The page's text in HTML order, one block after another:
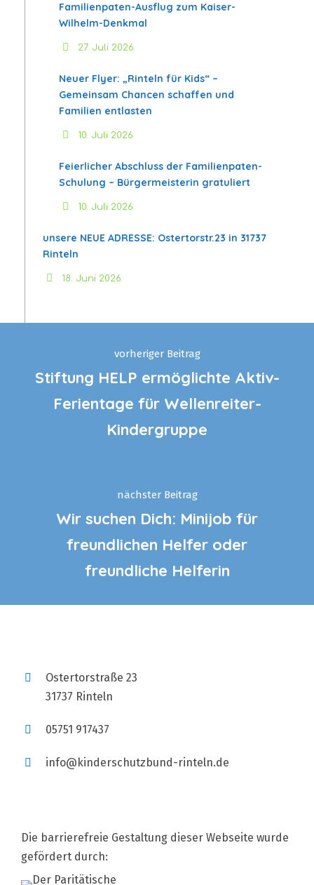
Familienpaten-Ausflug zum Kaiser-
Wilhelm-Denkmal
27. Juli 2026
Neuer Flyer: „Rinteln für Kids“ –
Gemeinsam Chancen schaffen und
Familien entlasten
10. Juli 2026
Feierlicher Abschluss der Familienpaten-
Schulung – Bürgermeisterin gratuliert
10. Juli 2026
unsere NEUE ADRESSE: Ostertorstr.23 in 31737
Rinteln
18. Juni 2026
vorheriger Beitrag
Stiftung HELP ermöglichte Aktiv-
Ferientage für Wellenreiter-
Kindergruppe
nächster Beitrag
Wir suchen Dich: Minijob für
freundlichen Helfer oder
freundliche Helferin
Ostertorstraße 23
31737 Rinteln
05751 917437
info@kinderschutzbund-rinteln.de
Die barrierefreie Gestaltung dieser Webseite wurde
gefördert durch: